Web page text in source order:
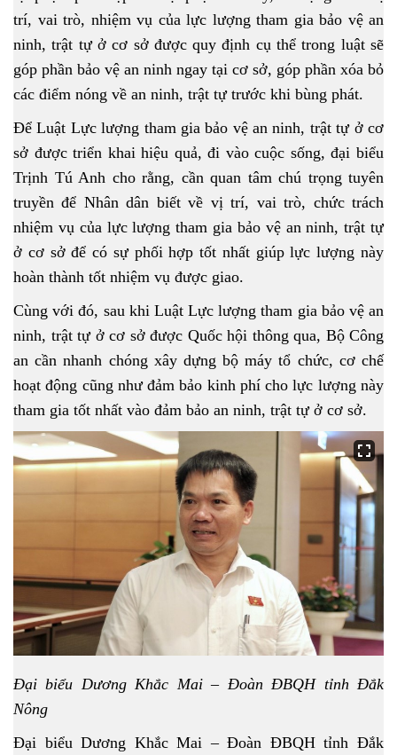
trí, vai trò, nhiệm vụ của lực lượng tham gia bảo vệ an
ninh, trật tự ở cơ sở được quy định cụ thể trong luật sẽ
góp phần bảo vệ an ninh ngay tại cơ sở, góp phần xóa bỏ
các điểm nóng về an ninh, trật tự trước khi bùng phát.
Để Luật Lực lượng tham gia bảo vệ an ninh, trật tự ở cơ
sở được triển khai hiệu quả, đi vào cuộc sống, đại biểu
Trịnh Tú Anh cho rằng, cần quan tâm chú trọng tuyên
truyền để Nhân dân biết về vị trí, vai trò, chức trách
nhiệm vụ của lực lượng tham gia bảo vệ an ninh, trật tự
ở cơ sở để có sự phối hợp tốt nhất giúp lực lượng này
hoàn thành tốt nhiệm vụ được giao.
Cùng với đó, sau khi Luật Lực lượng tham gia bảo vệ an
ninh, trật tự ở cơ sở được Quốc hội thông qua, Bộ Công
an cần nhanh chóng xây dựng bộ máy tổ chức, cơ chế
hoạt động cũng như đảm bảo kinh phí cho lực lượng này
tham gia tốt nhất vào đảm bảo an ninh, trật tự ở cơ sở.
Đại biểu Dương Khắc Mai – Đoàn ĐBQH tỉnh Đắk
Nông
Đại biểu Dương Khắc Mai – Đoàn ĐBQH tỉnh Đắk